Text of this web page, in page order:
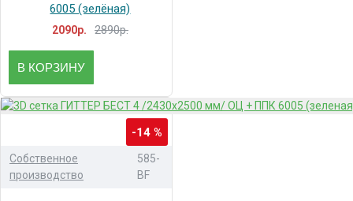
6005 (зелёная)
2090р. 2890р.
В КОРЗИНУ
-14 %
Собственное
производство
585-
BF